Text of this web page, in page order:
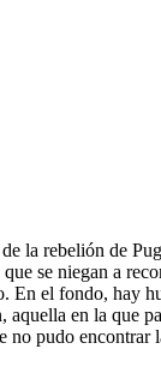
la rebelión de
se niegan a
el fondo, hay
en la
pudo encontrar